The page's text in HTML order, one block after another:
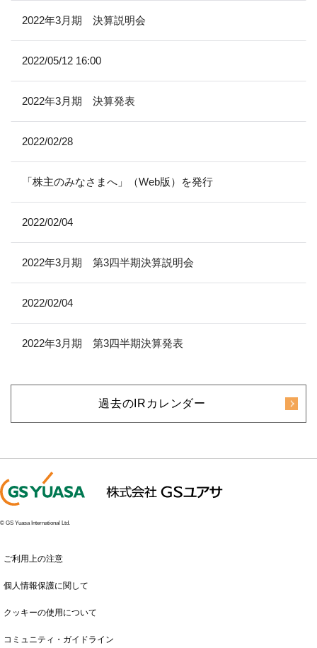
2022年3月期 決算説明会
2022/05/12 16:00
2022年3月期 決算発表
2022/02/28
「株主のみなさまへ」（Web版）を発行
2022/02/04
2022年3月期 第3四半期決算説明会
2022/02/04
2022年3月期 第3四半期決算発表
過去のIRカレンダー
© GS Yuasa International Ltd.
ご利用上の注意
個人情報保護に関して
クッキーの使用について
コミュニティ・ガイドライン